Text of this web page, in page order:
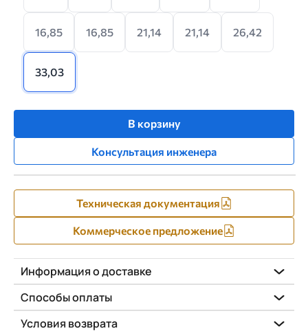
16,85 16,85 21,14 21,14 26,42
33,03
В корзину
Консультация инженера
Техническая документация
Коммерческое предложение
Информация о доставке
Способы оплаты
Условия возврата